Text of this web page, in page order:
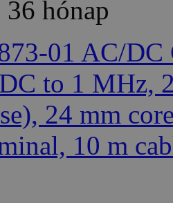
36 hónap